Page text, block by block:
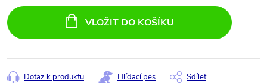
cena:
VLOŽIT DO KOŠÍKU
Dotaz k produktu Hlídací pes Sdílet